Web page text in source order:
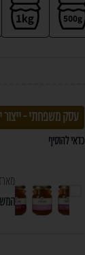
עסק משפחתי - ייצור
כדאי להוסיף